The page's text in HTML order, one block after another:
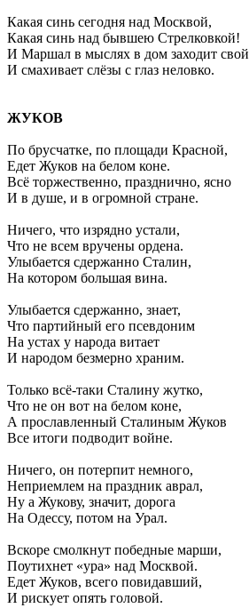
Какая синь сегодня над Москвой,
Какая синь над бывшею Стрелковкой!
И Маршал в мыслях в дом заходит свой
И смахивает слёзы с глаз неловко.
ЖУКОВ
По брусчатке, по площади Красной,
Едет Жуков на белом коне.
Всё торжественно, празднично, ясно
И в душе, и в огромной стране.
Ничего, что изрядно устали,
Что не всем вручены ордена.
Улыбается сдержанно Сталин,
На котором большая вина.
Улыбается сдержанно, знает,
Что партийный его псевдоним
На устах у народа витает
И народом безмерно храним.
Только всё-таки Сталину жутко,
Что не он вот на белом коне,
А прославленный Сталиным Жуков
Все итоги подводит войне.
Ничего, он потерпит немного,
Неприемлем на праздник аврал,
Ну а Жукову, значит, дорога
На Одессу, потом на Урал.
Вскоре смолкнут победные марши,
Поутихнет «ура» над Москвой.
Едет Жуков, всего повидавший,
И рискует опять головой.